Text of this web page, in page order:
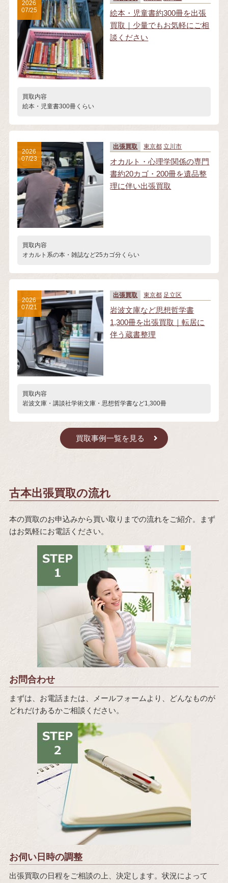
絵本・児童書約300冊を出張
買取｜少量でもお気軽にご相
談ください
買取内容
絵本・児童書300冊くらい
2026
07/25
出張買取 東京都 立川市
オカルト・心理学関係の専門
書約20カゴ・200冊を遺品整
理に伴い出張買取
買取内容
オカルト系の本・雑誌など25カゴ分くらい
2026
07/23
出張買取 東京都 足立区
岩波文庫など思想哲学書
1,300冊を出張買取｜転居に
伴う蔵書整理
買取内容
岩波文庫・講談社学術文庫・思想哲学書など1,300冊
2026
07/21
買取事例一覧を見る
古本出張買取の流れ
本の買取のお申込みから買い取りまでの流れをご紹介。まず
はお気軽にお電話ください。
お問合わせ
まずは、お電話または、メールフォームより、どんなものが
どれだけあるかご相談ください。
お伺い日時の調整
出張買取の日程をご相談の上、決定します。状況によって